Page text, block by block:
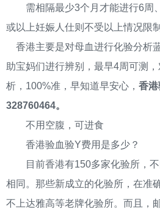
需相隔最少3个月才能进行6周
或以上妊娠人仕则不受以上情况限制
香港主要是对母血进行化验分析
助宝妈们进行辨别，最早4周可测
析，100%准，早知道早安心， 香港
328760464。
不用空腹，可进食
香港验血验Y费用是多少？
目前香港有150多家化验所，不
相同。那些新成立的化验所，在准
不上达雅高等老牌化验所。而且，